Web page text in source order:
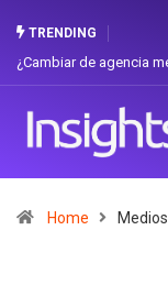
TRENDING
de agencia
Home Medios